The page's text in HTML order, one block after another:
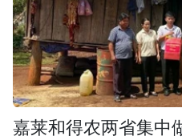
嘉莱和得农两省集中